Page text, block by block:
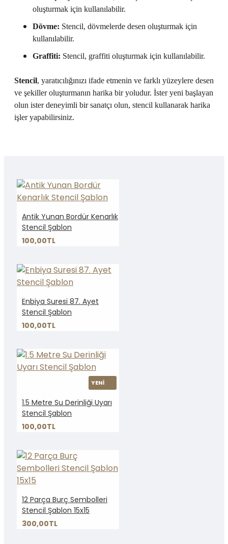
oluşturmak için kullanılabilir.
Dövme: Stencil, dövmelerde desen oluşturmak için
kullanılabilir.
Graffiti: Stencil, graffiti oluşturmak için kullanılabilir.
Stencil, yaratıcılığınızı ifade etmenin ve farklı yüzeylere desen
ve şekiller oluşturmanın harika bir yoludur. İster yeni başlayan
olun ister deneyimli bir sanatçı olun, stencil kullanarak harika
işler yapabilirsiniz.
Antik Yunan Bordür Kenarlık
Stencil Şablon
100,00TL
Enbiya Suresi 87. Ayet
Stencil Şablon
100,00TL
YENİ
1.5 Metre Su Derinliği Uyarı
Stencil Şablon
100,00TL
12 Parça Burç Sembolleri
Stencil Şablon 15x15
300,00TL